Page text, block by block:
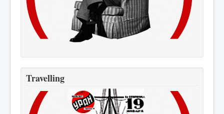
Travelling